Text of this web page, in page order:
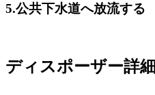
5.公共下水道へ放流する
ディスポーザー詳細